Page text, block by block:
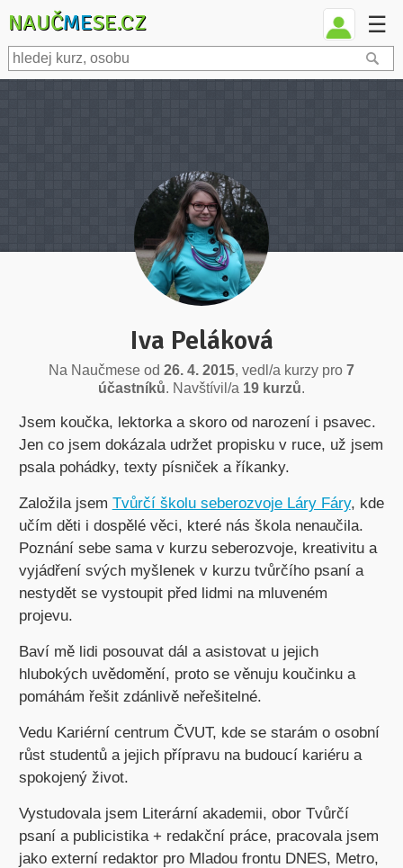
NAUČMESE.CZ ☰
Iva Peláková
Na Naučmese od 26. 4. 2015, vedl/a kurzy pro 7
účastníků. Navštívil/a 19 kurzů.
Jsem koučka, lektorka a skoro od narození i psavec.
Jen co jsem dokázala udržet propisku v ruce, už jsem
psala pohádky, texty písniček a říkanky.
Založila jsem Tvůrčí školu seberozvoje Láry Fáry, kde
učím děti i dospělé věci, které nás škola nenaučila.
Poznání sebe sama v kurzu seberozvoje, kreativitu a
vyjádření svých myšlenek v kurzu tvůrčího psaní a
nestydět se vystoupit před lidmi na mluveném
projevu.
Baví mě lidi posouvat dál a asistovat u jejich
hlubokých uvědomění, proto se věnuju koučinku a
pomáhám řešit zdánlivě neřešitelné.
Vedu Kariérní centrum ČVUT, kde se starám o osobní
růst studentů a jejich přípravu na budoucí kariéru a
spokojený život.
Vystudovala jsem Literární akademii, obor Tvůrčí
psaní a publicistika + redakční práce, pracovala jsem
jako externí redaktor pro Mladou frontu DNES, Metro,